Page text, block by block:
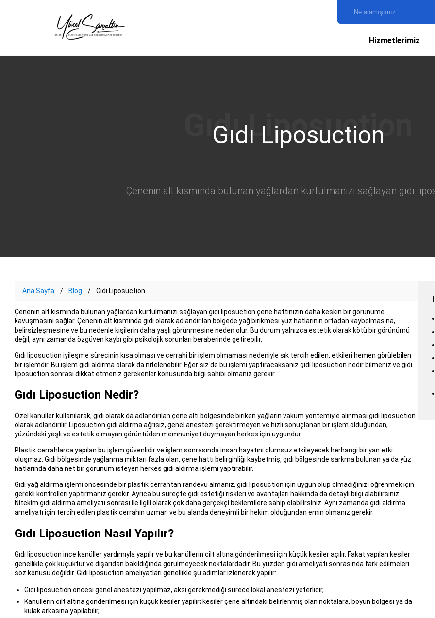
Hizmetlerimiz
Gıdı Liposuction
Çenenin alt kısmında bulunan yağlardan kurtulmanızı sağlayan gıdı
Ana Sayfa Blog Gıdı Liposuction
Çenenin alt kısmında bulunan yağlardan kurtulmanızı sağlayan gıdı liposuction çene hattınızın daha keskin bir görünüme
kavuşmasını sağlar. Çenenin alt kısmında gıdı olarak adlandırılan bölgede yağ birikmesi yüz hatlarının ortadan kaybolmasına,
belirsizleşmesine ve bu nedenle kişilerin daha yaşlı görünmesine neden olur. Bu durum yalnızca estetik olarak kötü bir görünümü
değil, aynı zamanda özgüven kaybı gibi psikolojik sorunları beraberinde getirebilir.
Gıdı liposuction iyileşme sürecinin kısa olması ve cerrahi bir işlem olmaması nedeniyle sık tercih edilen, etkileri hemen görülebilen
bir işlemdir. Bu işlem gıdı aldırma olarak da nitelenebilir. Eğer siz de bu işlemi yaptıracaksanız gıdı liposuction nedir bilmeniz ve gıdı
liposuction sonrası dikkat etmeniz gerekenler konusunda bilgi sahibi olmanız gerekir.
Gıdı Liposuction Nedir?
Özel kanüller kullanılarak, gıdı olarak da adlandırılan çene altı bölgesinde biriken yağların vakum yöntemiyle alınması gıdı liposuction
olarak adlandırılır. Liposuction gıdı aldırma ağrısız, genel anestezi gerektirmeyen ve hızlı sonuçlanan bir işlem olduğundan,
yüzündeki yaşlı ve estetik olmayan görüntüden memnuniyet duymayan herkes için uygundur.
Plastik cerrahlarca yapılan bu işlem güvenlidir ve işlem sonrasında insan hayatını olumsuz etkileyecek herhangi bir yan etki
oluşmaz. Gıdı bölgesinde yağlanma miktarı fazla olan, çene hattı belirginliği kaybetmiş, gıdı bölgesinde sarkma bulunan ya da yüz
hatlarında daha net bir görünüm isteyen herkes gıdı aldırma işlemi yaptırabilir.
Gıdı yağ aldırma işlemi öncesinde bir plastik cerrahtan randevu almanız, gıdı liposuction için uygun olup olmadığınızı öğrenmek için
gerekli kontrolleri yaptırmanız gerekir. Ayrıca bu süreçte gıdı estetiği riskleri ve avantajları hakkında da detaylı bilgi alabilirsiniz.
Nitekim gıdı aldırma ameliyatı sonrası ile ilgili olarak çok daha gerçekçi beklentilere sahip olabilirsiniz. Aynı zamanda gıdı aldırma
ameliyatı için tercih edilen plastik cerrahın uzman ve bu alanda deneyimli bir hekim olduğundan emin olmanız gerekir.
Gıdı Liposuction Nasıl Yapılır?
Gıdı liposuction ince kanüller yardımıyla yapılır ve bu kanüllerin cilt altına gönderilmesi için küçük kesiler açılır. Fakat yapılan kesiler
genellikle çok küçüktür ve dışarıdan bakıldığında görülmeyecek noktalardadır. Bu yüzden gıdı ameliyatı sonrasında fark edilmeleri
söz konusu değildir. Gıdı liposuction ameliyatları genellikle şu adımlar izlenerek yapılır:
Gıdı liposuction öncesi genel anestezi yapılmaz, aksi gerekmediği sürece lokal anestezi yeterlidir,
Kanüllerin cilt altına gönderilmesi için küçük kesiler yapılır; kesiler çene altındaki belirlenmiş olan noktalara, boyun bölgesi ya da
kulak arkasına yapılabilir,